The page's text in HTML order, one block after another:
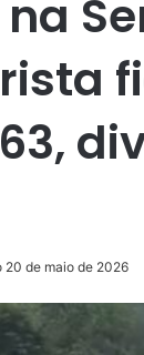
20 de maio de 2026